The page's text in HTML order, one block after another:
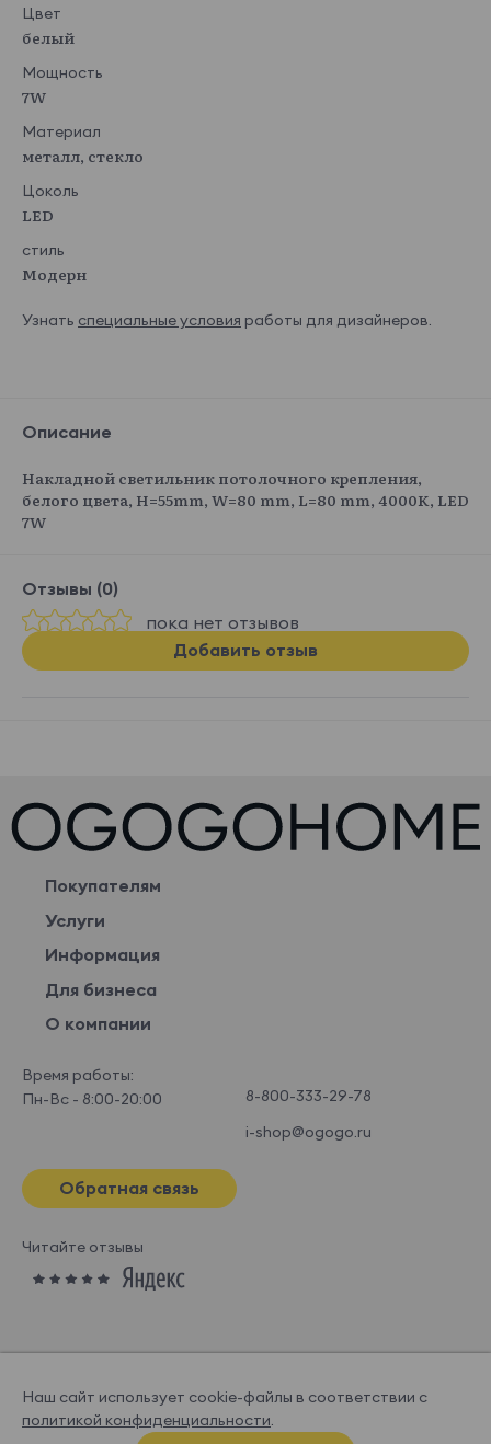
Цвет
белый
Мощность
7W
Материал
металл, стекло
Цоколь
LED
стиль
Модерн
Узнать специальные условия работы для дизайнеров.
Описание
Накладной светильник потолочного крепления,
белого цвета, H=55mm, W=80 mm, L=80 mm, 4000K, LED
7W
Отзывы (0)
пока нет отзывов
Добавить отзыв
Покупателям
Услуги
Информация
Для бизнеса
О компании
Время работы:
Пн-Вс - 8:00-20:00
8-800-333-29-78
i-shop@ogogo.ru
Обратная связь
Читайте отзывы
© OGOGOHOME, 2026
Наш сайт использует cookie-файлы в соответствии с
политикой конфиденциальности.